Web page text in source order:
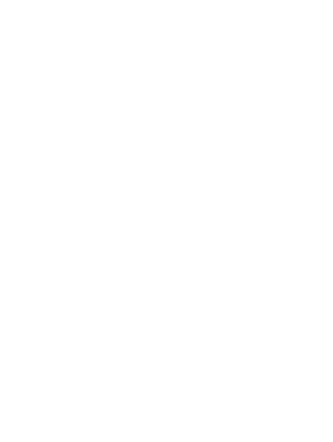
金）
月）